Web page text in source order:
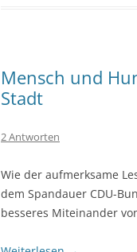
Mensch und
Stadt
2 Antworten
Wie der aufmerksame
dem Spandauer CDU-
besseres Miteinander